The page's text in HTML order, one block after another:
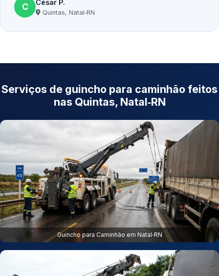
C César P.
Quintas, Natal‑RN
Serviços de guincho para caminhão feitos
nas Quintas, Natal‑RN
Guincho para Caminhão em Natal‑RN